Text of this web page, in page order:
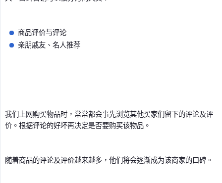
商品评价与评论
亲朋戚友、名人推荐
我们上网购买物品时，常常都会事先浏览其他买家们留下的评论及评
价。根据评论的好坏再决定是否要购买该物品。
随着商品的评论及评价越来越多，他们将会逐渐成为该商家的口碑。